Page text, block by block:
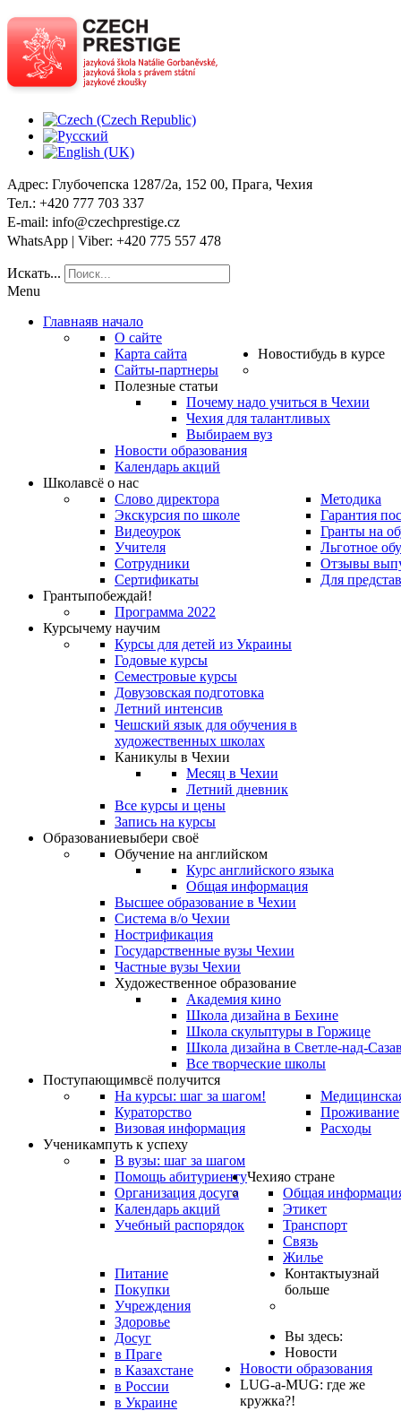
Адрес: Глубочепска 1287/2a, 152 00, Прага, Чехия
Тел.: +420 777 703 337
E-mail: info@czechprestige.cz
WhatsApp | Viber: +420 775 557 478
Искать...
Menu
Главнаяв начало
О сайте
Карта сайта
Сайты-партнеры
Новостибудь в курсе
Полезные статьи
Почему надо учиться в Чехии
Чехия для талантливых
Выбираем вуз
Новости образования
Календарь акций
Школавсё о нас
Слово директора
Экскурсия по школе
Видеоурок
Учителя
Сотрудники
Сертификаты
Методика
Гарантия
Гранты на
Льготное
Отзывы
Для
Грантыпобеждай!
Программа 2022
Курсычему научим
Курсы для детей из Украины
Годовые курсы
Семестровые курсы
Довузовская подготовка
Летний интенсив
Чешский язык для обучения в
художественных школах
Каникулы в Чехии
Месяц в Чехии
Летний дневник
Все курсы и цены
Запись на курсы
Образованиевыбери своё
Обучение на английском
Курс английского языка
Общая информация
Высшее образование в Чехии
Система в/о Чехии
Нострификация
Государственные вузы Чехии
Частные вузы Чехии
Художественное образование
Академия кино
Школа дизайна в Бехине
Школа скульптуры в Горжице
Школа дизайна в Светле-над-
Все творческие школы
Поступающимвсё получится
На курсы: шаг за шагом!
Кураторство
Визовая информация
Проживание
Расходы
Ученикампуть к успеху
В вузы: шаг за шагом
Помощь абитуриенту
Организация досуга
Календарь акций
Учебный распорядок
Чехияо стране
Общая
Этикет
Транспорт
Связь
Жилье
Питание
Покупки
Учреждения
Здоровье
Досуг
Контактыузнай
больше
в Праге
в Казахстане
в России
в Украине
Вы здесь:
Новости
Новости образования
LUG-a-MUG: где же
кружка?!